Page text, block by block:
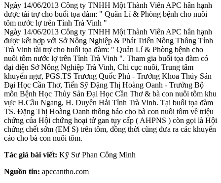
Ngày 14/06/2013 Công ty TNHH Một Thành Viên APC hân hạnh
được tài trợ cho buổi tọa đàm: " Quãn Lí & Phòng bệnh cho nuôi
tôm nước lợ trên Tỉnh Trà Vinh "
Ngày 14/06/2013 Công ty TNHH Một Thành Viên APC hân hạnh
được kết hợp với Sở Nông Nghiệp & Phát Triển Nông Thông Tỉnh
Trà Vinh tài trợ cho buổi tọa đàm: " Quản Lí & Phòng bệnh cho
nuôi tôm nước lợ trên Tỉnh Trà Vinh ". Tham gia buổi tọa đàm có
đại diện Sở Nông Nghiệp Trà Vinh, Chi cục nuôi, Trung tâm
khuyến ngư, PGS.TS Trương Quốc Phú - Trưởng Khoa Thủy Sản
Đại Học Cần Thơ, Tiến Sỹ Đặng Thị Hoàng Oanh - Trưởng Bộ
môn Bệnh Học Thủy Sản Đại Học Cần Thơ & bà con nuôi tôm khu
vực H.Cầu Ngang, H. Duyên Hải Tỉnh Trà Vinh. Tại buổi tọa đàm
TS. Đặng Thị Hoàng Oanh thông báo cho bà con nuôi tôm về triệu
chứng của Hội chứng hoại tử gan tụy cấp ( AHPNS ) còn gọi là Hội
chứng chết sớm (EM S) trên tôm, đồng thời cũng đưa ra các khuyến
cáo cho bà con nuôi tôm.
Tác giả bài viết: Kỹ Sư Phan Công Minh
Nguồn tin: apccantho.com